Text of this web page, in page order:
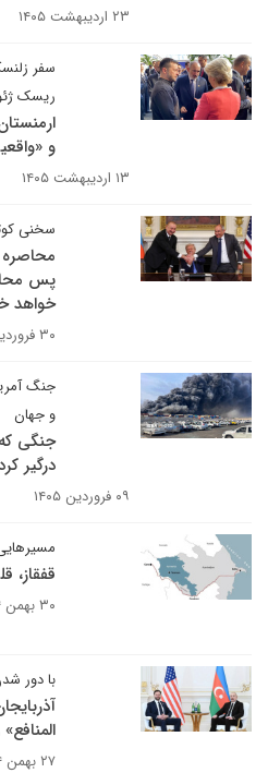
۲۳ اردیبهشت ۱۴۰۵
سفر
ریسک
و
۱۳ اردیبهشت ۱۴۰۵
سخنی
پس
خواهد
۳۰ فروردین ۱۴۰۵
جنگ
و جهان
جنگی
درگیر
۰۹ فروردین ۱۴۰۵
قفقاز،
۳۰ بهمن ۱۴۰۴
با دور
۲۷ بهمن ۱۴۰۴